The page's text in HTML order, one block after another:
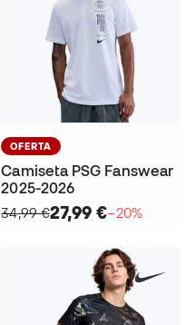
OFERTA
Camiseta PSG Fanswear
2025-2026
34,99 €27,99 €−20%